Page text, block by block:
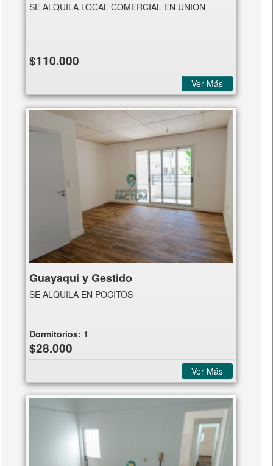
SE ALQUILA LOCAL COMERCIAL EN UNION
$110.000
Ver Más
Guayaqui y Gestido
SE ALQUILA EN POCITOS
Dormitorios: 1
$28.000
Ver Más